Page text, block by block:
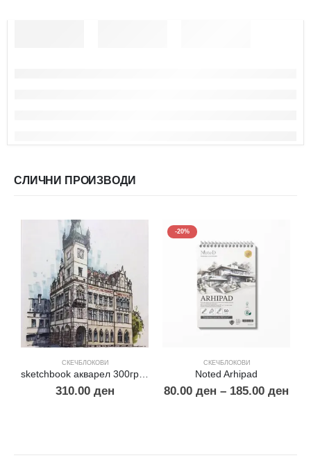
СЛИЧНИ ПРОИЗВОДИ
СКЕЧБЛОКОВИ
sketchbook акварел 300гр.30% памук А4
310.00 ден
-20%
СКЕЧБЛОКОВИ
Noted Arhipad
80.00 ден – 185.00 ден